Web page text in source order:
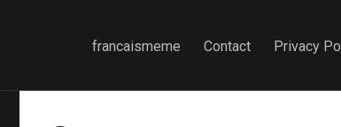
francaismeme Contact Privacy